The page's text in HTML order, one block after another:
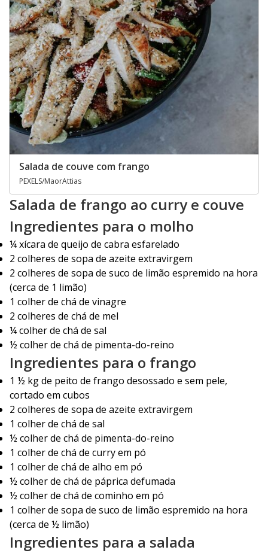
Salada de couve com frango
PEXELS/MaorAttias
Salada de frango ao curry e couve
Ingredientes para o molho
¼ xícara de queijo de cabra esfarelado
2 colheres de sopa de azeite extravirgem
2 colheres de sopa de suco de limão espremido na hora
(cerca de 1 limão)
1 colher de chá de vinagre
2 colheres de chá de mel
¼ colher de chá de sal
½ colher de chá de pimenta-do-reino
Ingredientes para o frango
1 ½ kg de peito de frango desossado e sem pele,
cortado em cubos
2 colheres de sopa de azeite extravirgem
1 colher de chá de sal
½ colher de chá de pimenta-do-reino
1 colher de chá de curry em pó
1 colher de chá de alho em pó
½ colher de chá de páprica defumada
½ colher de chá de cominho em pó
1 colher de sopa de suco de limão espremido na hora
(cerca de ½ limão)
Ingredientes para a salada